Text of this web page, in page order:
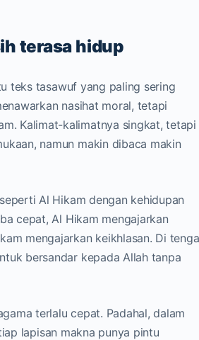
terasa hidup
teks tasawuf yang paling sering
nasihat moral, tetapi
Kalimat-kalimatnya singkat, tetapi
namun makin dibaca makin
Al Hikam dengan kehidupan
cepat, Al Hikam mengajarkan
mengajarkan keikhlasan. Di
bersandar kepada Allah tanpa
terlalu cepat. Padahal, dalam
lapisan makna punya pintu